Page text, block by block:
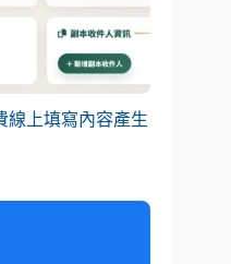
線上填寫內容產生